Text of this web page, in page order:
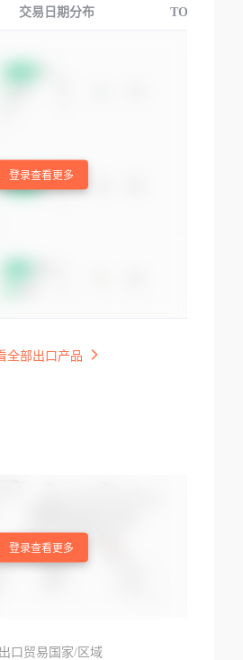
交易日期分布 TOP3交易国
登录查看更多
全部出口产品
登录查看更多
口贸易国家/区域